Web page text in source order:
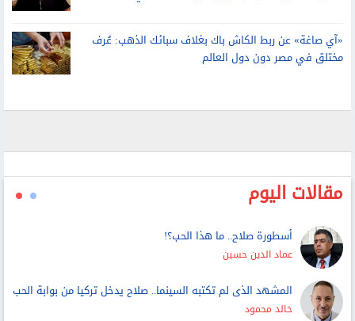
نقيب الممثلين: لجان قانونية تدرس عقود الأعمال القديمة
لتحديد ما لنا وما علينا وتطبيق حق الأداء العلني
مختلق في مصر دون دول العالم
مقالات اليوم
أسطورة صلاح.. ما هذا الحب؟!
عماد الدين حسين